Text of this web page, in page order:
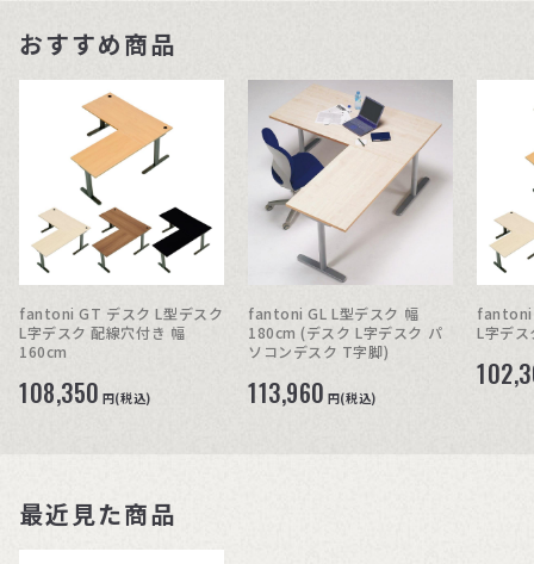
おすすめ商品
fantoni GT デスク L型デスク
L字デスク 配線穴付き 幅
160cm
108,350 円(税込)
fantoni GL L型デスク 幅
180cm (デスク L字デスク パ
ソコンデスク T字脚)
113,960 円(税込)
fantoni
L字デ
最近見た商品